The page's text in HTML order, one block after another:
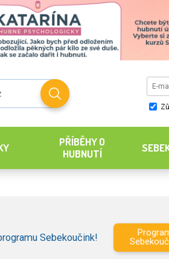
PŘÍBĚHY O
HUBNUTÍ
Sebekoučink!